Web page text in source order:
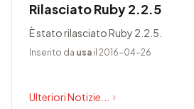
Rilasciato Ruby 2.2.5
È stato rilasciato Ruby 2.2.5.
Inserito da usa il 2016-04-26
Ulteriori Notizie...